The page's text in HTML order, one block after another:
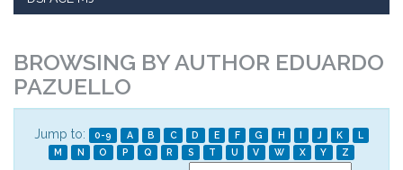
BROWSING BY AUTHOR EDUARDO
PAZUELLO
Jump to: 0-9 A B C D E F G H I J K
L
M
N O P Q R S T U V W X Y Z